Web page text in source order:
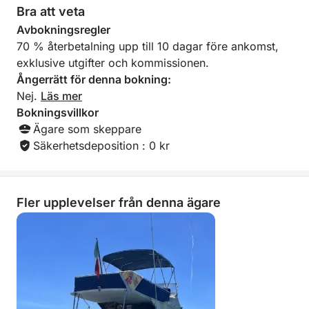
Bra att veta
Avbokningsregler
70 % återbetalning upp till 10 dagar före ankomst,
exklusive utgifter och kommissionen.
Ångerrätt för denna bokning:
Nej. Läs mer
Bokningsvillkor
Ägare som skeppare
Säkerhetsdeposition : 0 kr
Fler upplevelser från denna ägare